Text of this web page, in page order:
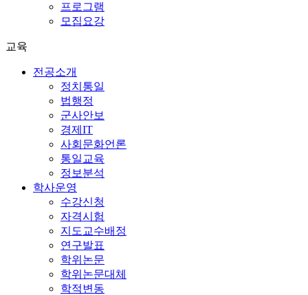
프로그램
모집요강
교육
전공소개
정치통일
법행정
군사안보
경제IT
사회문화언론
통일교육
정보분석
학사운영
수강신청
자격시험
지도교수배정
연구발표
학위논문
학위논문대체
학적변동